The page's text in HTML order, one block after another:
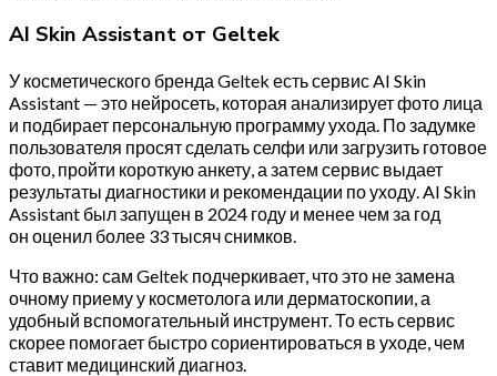
AI Skin Assistant от Geltek
У косметического бренда Geltek есть сервис AI Skin
Assistant — это нейросеть, которая анализирует фото лица
и подбирает персональную программу ухода. По задумке
пользователя просят сделать селфи или загрузить готовое
фото, пройти короткую анкету, а затем сервис выдает
результаты диагностики и рекомендации по уходу. AI Skin
Assistant был запущен в 2024 году и менее чем за год
он оценил более 33 тысяч снимков.
Что важно: сам Geltek подчеркивает, что это не замена
очному приему у косметолога или дерматоскопии, а
удобный вспомогательный инструмент. То есть сервис
скорее помогает быстро сориентироваться в уходе, чем
ставит медицинский диагноз.